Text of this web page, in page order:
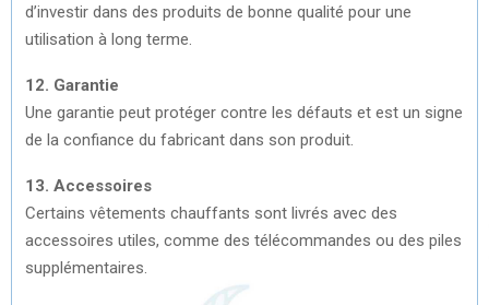
d’investir dans des produits de bonne qualité pour une
utilisation à long terme.
12. Garantie
Une garantie peut protéger contre les défauts et est un signe
de la confiance du fabricant dans son produit.
13. Accessoires
Certains vêtements chauffants sont livrés avec des
accessoires utiles, comme des télécommandes ou des piles
supplémentaires.